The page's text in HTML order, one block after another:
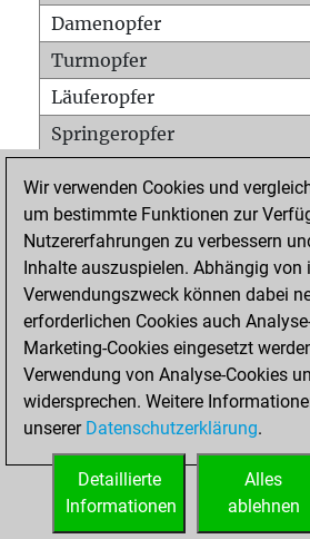
Damenopfer
Turmopfer
Läuferopfer
Springeropfer
Matt auf vollem Brett
Bauer setzt Matt
Erstickte Matts
Unterverwandlungen
Türme auf der siebten
STARTSEITE
Wir verwenden Cookies und
um bestimmte Funktionen zur
Nutzererfahrungen zu verbessern
Inhalte auszuspielen. Abhängig von
Verwendungszweck können dabei
erforderlichen Cookies auch
Marketing-Cookies eingesetzt
Verwendung von Analyse-Cookies
widersprechen. Weitere
unserer Datenschutzerklärung.
Alles
ablehnen
Detaillierte
Informationen